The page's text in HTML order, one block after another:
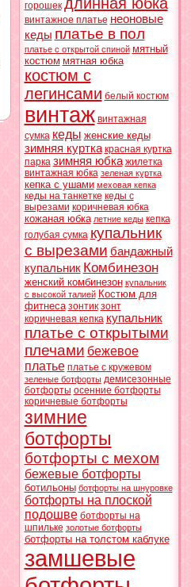
горошек
винтажное платье неоновые
кеды платье в пол
платье с открытой спиной мятный
костюм мятная юбка
костюм с
легинсами белый костюм
винтаж винтажная
сумка кеды женские кеды
зимняя куртка красная куртка
парка зимняя юбка жилетка
винтажная юбка зеленая куртка
кепка с ушами меховая кепка
кеды на танкетке кеды с
вырезами коричневая юбка
кожаная юбка летние кеды кепка
голубая сумка купальник
с вырезами бандажный
купальник Комбинезон
женский комбинезон купальник
с высокой талией Костюм для
фитнеса зонтик зонт
коричневая кепка купальник
платье с открытыми
плечами бежевое
платье платье с кружевом
зеленые ботфорты демисезонные
ботфорты осенние ботфорты
коричневые ботфорты
зимние
ботфорты
ботфорты с мехом
бежевые ботфорты
ботильоны ботфорты на шнуровке
ботфорты на плоской
подошве ботфорты на
шпильке золотые ботфорты
ботфорты на толстом каблуке
замшевые